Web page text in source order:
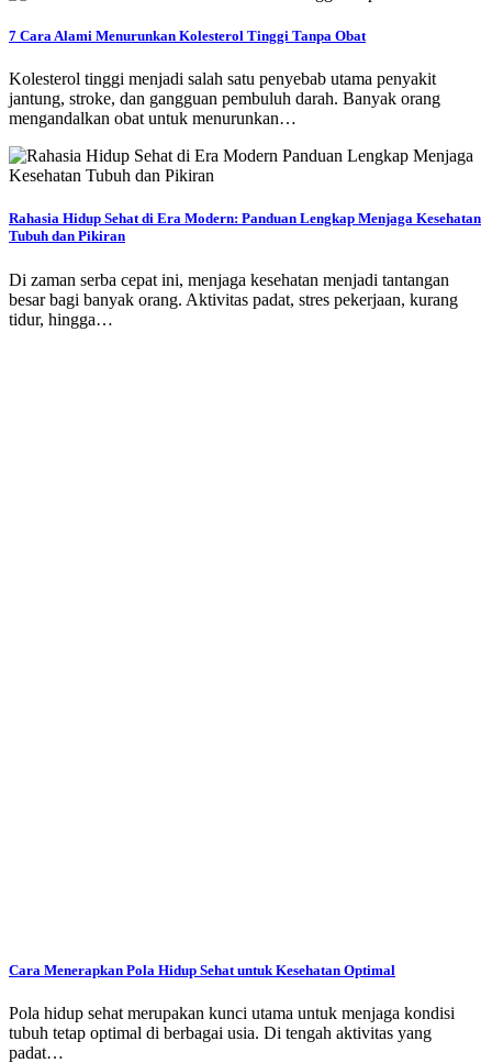
7 Cara Alami Menurunkan Kolesterol Tinggi Tanpa Obat
Kolesterol tinggi menjadi salah satu penyebab utama penyakit
jantung, stroke, dan gangguan pembuluh darah. Banyak orang
mengandalkan obat untuk menurunkan…
Rahasia Hidup Sehat di Era Modern: Panduan Lengkap Menjaga Kesehatan
Tubuh dan Pikiran
Di zaman serba cepat ini, menjaga kesehatan menjadi tantangan
besar bagi banyak orang. Aktivitas padat, stres pekerjaan, kurang
tidur, hingga…
Cara Menerapkan Pola Hidup Sehat untuk Kesehatan Optimal
Pola hidup sehat merupakan kunci utama untuk menjaga kondisi
tubuh tetap optimal di berbagai usia. Di tengah aktivitas yang
padat…